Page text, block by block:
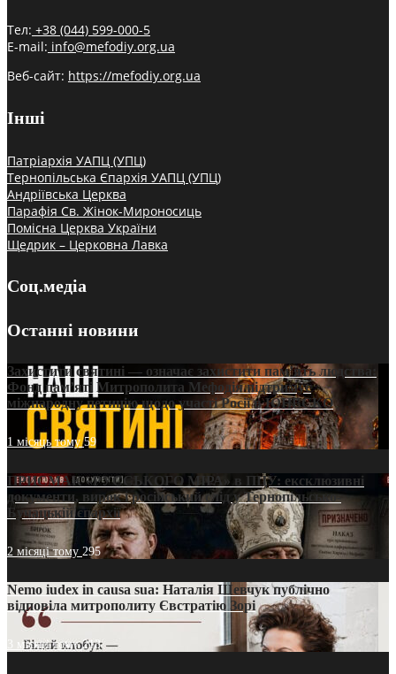
Тел: +38 (044) 599-000-5
E-mail: info@mefodiy.org.ua
Веб-сайт: https://mefodiy.org.ua
Інші
Патріархія УАПЦ (УПЦ)
Тернопільська Єпархія УАПЦ (УПЦ)
Андріївська Церква
Парафія Св. Жінок-Мироносиць
Помісна Церква України
Щедрик – Церковна Лавка
Соц.медіа
Останні новини
Захистити святині — означає захистити пам’ять людства:
Фонд пам’яті Митрополита Мефодія підтримує
міжнародну петицію щодо участі Росії в ЮНЕСКО
1 місяць тому59
ПРИСМАК «РУССЬКОГО МІРА» в ПЦУ: ексклюзивні
документи, вирок і російський слід у Тернопільсько-
Бучацькій єпархії
2 місяці тому 295
Nemo iudex in causa sua: Наталія Шевчук публічно
відповіла митрополиту Євстратію Зорі
3 місяці тому213